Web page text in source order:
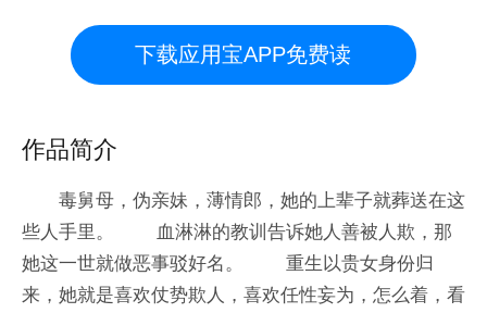
下载应用宝APP免费读
作品简介
毒舅母，伪亲妹，薄情郎，她的上辈子就葬送在这
些人手里。 血淋淋的教训告诉她人善被人欺，那
她这一世就做恶事驳好名。 重生以贵女身份归
来，她就是喜欢仗势欺人，喜欢任性妄为，怎么着，看